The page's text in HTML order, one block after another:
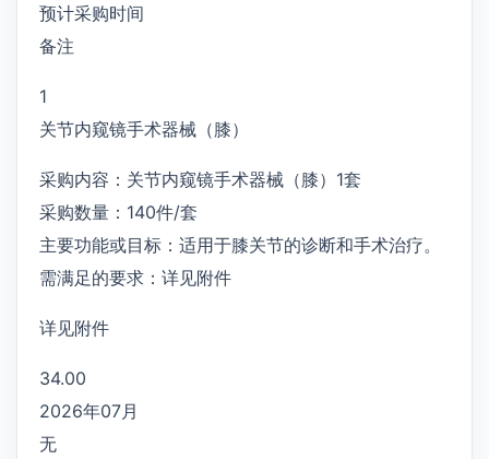
预计采购时间
备注
1
关节内窥镜手术器械（膝）
采购内容：关节内窥镜手术器械（膝）1套
采购数量：140件/套
主要功能或目标：适用于膝关节的诊断和手术治疗。
需满足的要求：详见附件
详见附件
34.00
2026年07月
无